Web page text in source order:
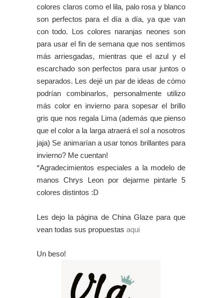
colores claros como el lila, palo rosa y blanco
son perfectos para el día a día, ya que van
con todo. Los colores naranjas neones son
para usar el fin de semana que nos sentimos
más arriesgadas, mientras que el azul y el
escarchado son perfectos para usar juntos o
separados. Les dejé un par de ideas de cómo
podrían combinarlos, personalmente utilizo
más color en invierno para sopesar el brillo
gris que nos regala Lima (además que pienso
que el color a la larga atraerá el sol a nosotros
jaja) Se animarían a usar tonos brillantes para
invierno? Me cuentan!
*Agradecimientos especiales a la modelo de
manos Chrys Leon por dejarme pintarle 5
colores distintos :D
Les dejo la página de China Glaze para que
vean todas sus propuestas aqui
Un beso!